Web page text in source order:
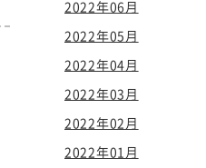
2022年06月
2022年05月
2022年04月
2022年03月
2022年02月
2022年01月